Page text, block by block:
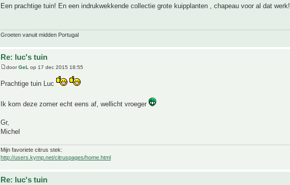
Een prachtige tuin! En een indrukwekkende collectie grote kuipplanten , chapeau voor al dat werk!
Groeten vanuit midden Portugal
Re: luc's tuin
doorGeL op 17 dec 2015 18:55
Prachtige tuin Luc
Ik kom deze zomer echt eens af, wellicht vroeger
Gr,
Michel
Mijn favoriete citrus stek:
http://users.kymp.net/citruspages/home.html
Re: luc's tuin